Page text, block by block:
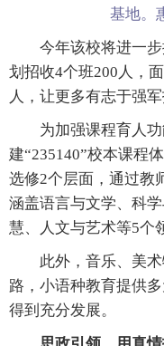
基地。
今年该校将进一步
划招收4个班200人，
人，让更多有志于强
为加强课程育人功
建“235140”校本课程
选修2个层面，通过教
涵盖语言与文学、科
慧、人文与艺术等5个
此外，音乐、美术
路，小语种教育提供
得到充分发展。